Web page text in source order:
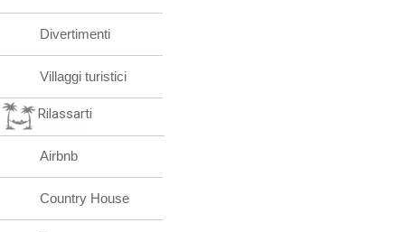
Divertimenti
Villaggi turistici
Rilassarti
Airbnb
Country House